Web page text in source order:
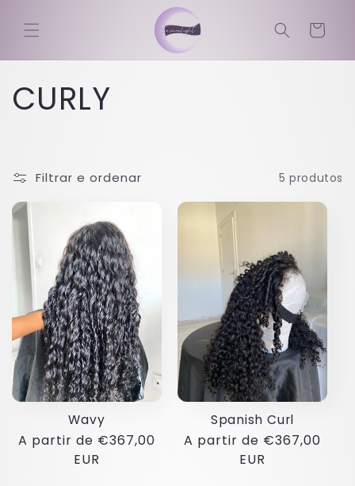
conteúdo
Carrinho
C
l
e
ç
ã
o
:
CURLY
Filtrar e ordenar 5 produtos
Wavy
Preço
A partir de €367,00
EUR
Spanish Curl
Preço
A partir de €367,00
EUR